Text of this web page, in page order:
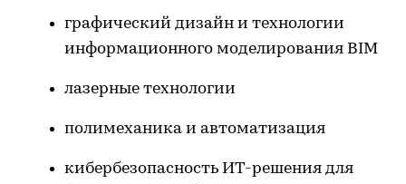
графический дизайн и технологии
информационного моделирования BIM
лазерные технологии
полимеханика и автоматизация
кибербезопасность ИТ-решения для